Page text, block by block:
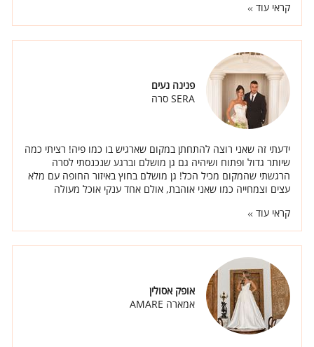
אזולאי בנינו תפריט מיוחד עם סגנונות שונים של אוכל. העיצוב - יחד
עם אליק יצרנו אולם נקי יוקרתי עם פרחים ונרות, חופה רומית
מדהימה ויוקרתית. אליק המעצב הקשיב ובנה לנו את חופת
חלומותינו."
קראי עוד
פנינה נעים
SERA סרה
ידעתי זה שאני רוצה להתחתן במקום שארגיש בו כמו פיה! רציתי כמה
שיותר גדול ופתוח ושיהיה גם גן מושלם וברגע שנכנסתי לסרה
הרגשתי שהמקום מכיל הכל! גן מושלם בחוץ באיזור החופה עם מלא
עצים וצמחייה כמו שאני אוהבת, אולם אחד ענקי אוכל מעולה
קראי עוד
אופק אסולין
אמארה AMARE